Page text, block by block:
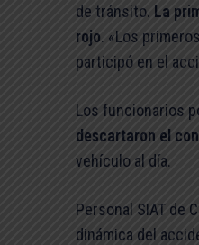
de tránsito. La
rojo. «Los
participó en el
Los funcionarios
descartaron el
vehículo al día.
Personal SIAT de
dinámica del